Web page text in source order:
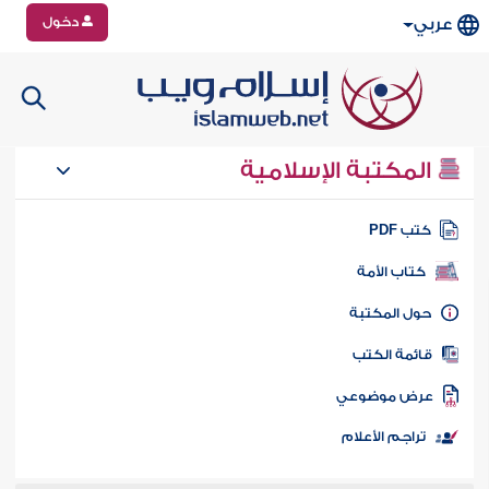
عربي دخول
المكتبة الإسلامية
كتب PDF
كتاب الأمة
المكتبة
الكتب
موضوعي